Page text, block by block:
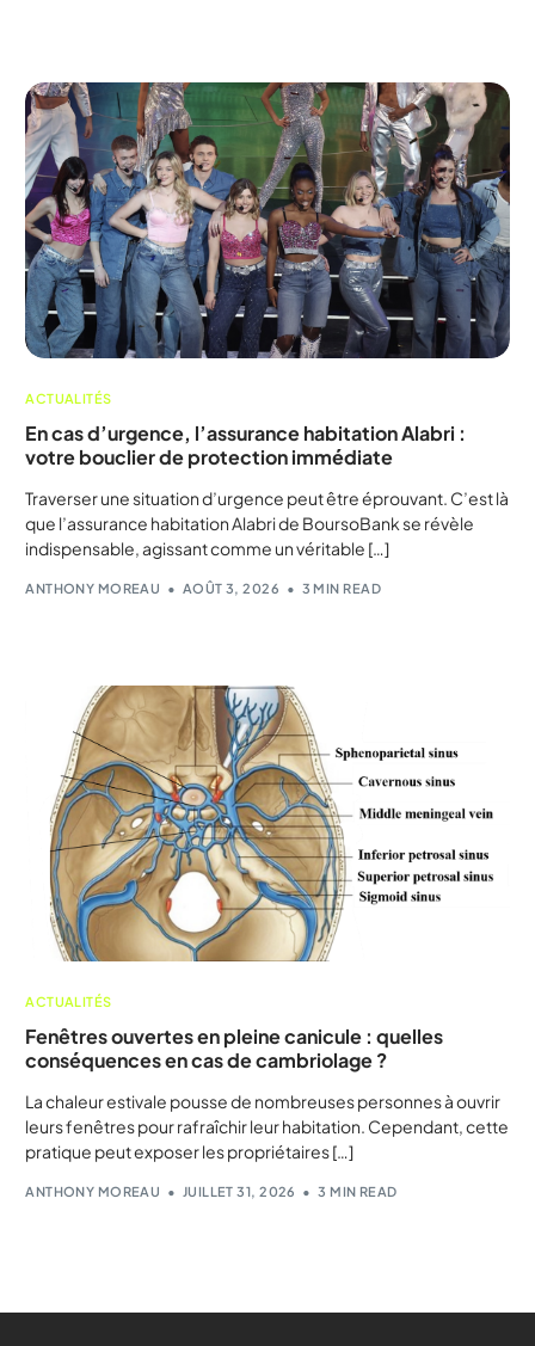
ACTUALITÉS
En cas d’urgence, l’assurance habitation Alabri :
votre bouclier de protection immédiate
Traverser une situation d’urgence peut être éprouvant. C’est là
que l’assurance habitation Alabri de BoursoBank se révèle
indispensable, agissant comme un véritable […]
ANTHONY MOREAU AOÛT 3, 2026 3 MIN READ
ACTUALITÉS
Fenêtres ouvertes en pleine canicule : quelles
conséquences en cas de cambriolage ?
La chaleur estivale pousse de nombreuses personnes à ouvrir
leurs fenêtres pour rafraîchir leur habitation. Cependant, cette
pratique peut exposer les propriétaires […]
ANTHONY MOREAU JUILLET 31, 2026 3 MIN READ